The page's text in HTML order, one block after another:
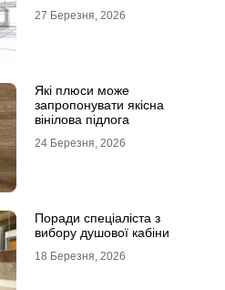
27 Березня, 2026
Які плюси може
запропонувати якісна
вінілова підлога
24 Березня, 2026
Поради спеціаліста з
вибору душової кабіни
18 Березня, 2026